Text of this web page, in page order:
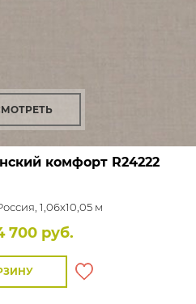
комфорт R24222
1,06x10,05 м
700 руб.